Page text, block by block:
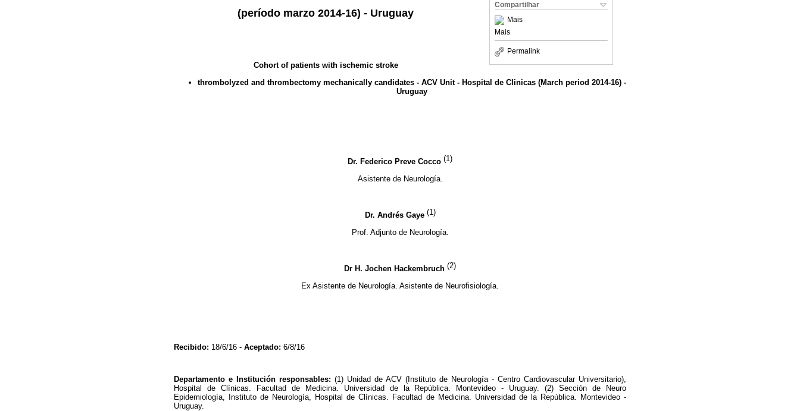
Compartilhar
Mais
Mais
Permalink
(período marzo 2014-16) - Uruguay
Cohort of patients with ischemic stroke
thrombolyzed and thrombectomy mechanically candidates - ACV Unit - Hospital de Clinicas (March period 2014-16) -
Uruguay
Dr. Federico Preve Cocco (1)
Asistente de Neurología.
Dr. Andrés Gaye (1)
Prof. Adjunto de Neurología.
Dr H. Jochen Hackembruch (2)
Ex Asistente de Neurología. Asistente de Neurofisiología.
Recibido: 18/6/16 - Aceptado: 6/8/16
Departamento e Institución responsables: (1) Unidad de ACV (Instituto de Neurología - Centro Cardiovascular Universitario),
Hospital de Clínicas. Facultad de Medicina. Universidad de la República. Montevideo - Uruguay. (2) Sección de Neuro
Epidemiología, Instituto de Neurología, Hospital de Clínicas. Facultad de Medicina. Universidad de la República. Montevideo -
Uruguay.